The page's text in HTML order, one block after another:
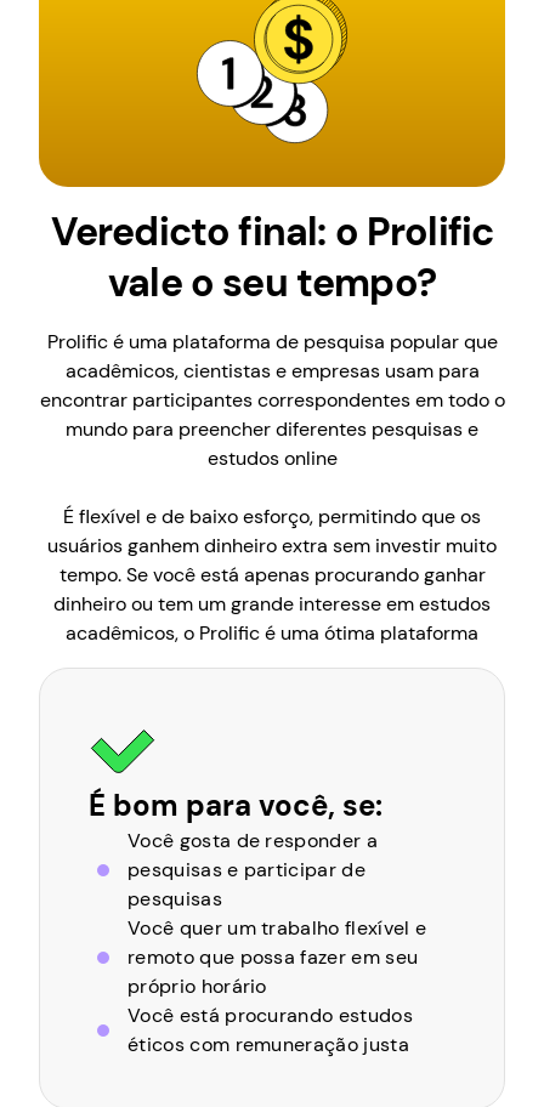
Veredicto final: o Prolific
vale o seu tempo?
Prolific é uma plataforma de pesquisa popular que
acadêmicos, cientistas e empresas usam para
encontrar participantes correspondentes em todo o
mundo para preencher diferentes pesquisas e
estudos online
É flexível e de baixo esforço, permitindo que os
usuários ganhem dinheiro extra sem investir muito
tempo. Se você está apenas procurando ganhar
dinheiro ou tem um grande interesse em estudos
acadêmicos, o Prolific é uma ótima plataforma
É bom para você, se:
Você gosta de responder a
pesquisas e participar de
pesquisas
Você quer um trabalho flexível e
remoto que possa fazer em seu
próprio horário
Você está procurando estudos
éticos com remuneração justa